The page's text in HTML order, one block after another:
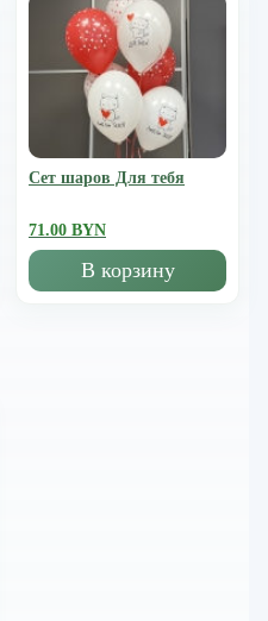
Сет шаров Для тебя
71.00 BYN
В корзину